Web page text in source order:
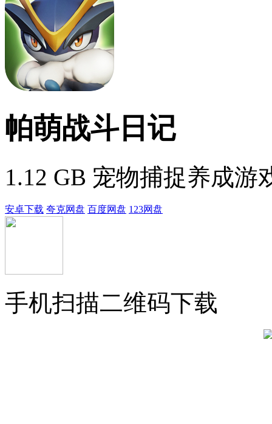
帕萌战斗日记
1.12 GB 宠物捕捉养成游
安卓下载 夸克网盘 百度网盘 123网盘
手机扫描二维码下载